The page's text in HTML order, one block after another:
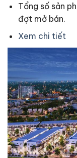
Tổng số sản
đợt mở bán.
Xem chi tiết